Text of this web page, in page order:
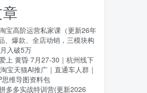
宝高阶运营私家课（更新26年
、爆款、全店动销，三模块构
入破5万
上 黄昏 7月27-30｜杭州线下
宝天猫AI推广｜直通车人群｜
维导图资料包
多多实战特训营(更新2026